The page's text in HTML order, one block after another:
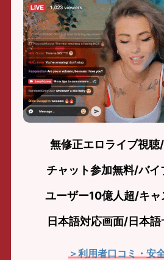
無修正エロライブ視
チャット参加無料/バイ
ユーザー10億人超/キャ
日本語対応画面/日本
＞利用者口コミ・安